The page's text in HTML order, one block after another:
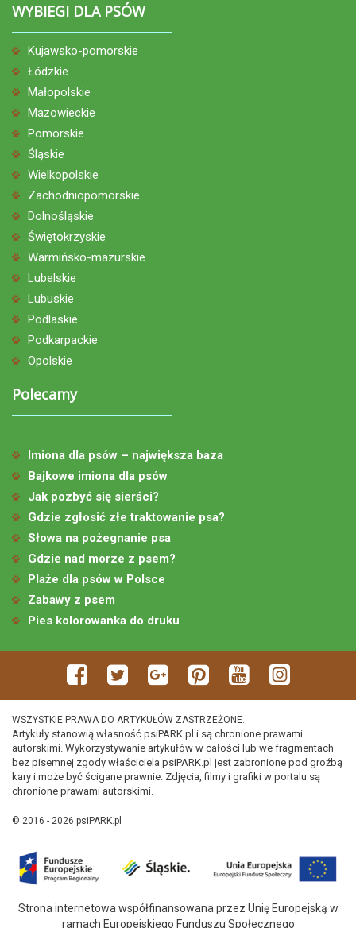
WYBIEGI DLA PSÓW
Kujawsko-pomorskie
Łódzkie
Małopolskie
Mazowieckie
Pomorskie
Śląskie
Wielkopolskie
Zachodniopomorskie
Dolnośląskie
Świętokrzyskie
Warmińsko-mazurskie
Lubelskie
Lubuskie
Podlaskie
Podkarpackie
Opolskie
Polecamy
Imiona dla psów – największa baza
Bajkowe imiona dla psów
Jak pozbyć się sierści?
Gdzie zgłosić złe traktowanie psa?
Słowa na pożegnanie psa
Gdzie nad morze z psem?
Plaże dla psów w Polsce
Zabawy z psem
Pies kolorowanka do druku
WSZYSTKIE PRAWA DO ARTYKUŁÓW ZASTRZEŻONE.
Artykuły stanowią własność psiPARK.pl i są chronione prawami
autorskimi. Wykorzystywanie artykułów w całości lub we fragmentach
bez pisemnej zgody właściciela psiPARK.pl jest zabronione pod groźbą
kary i może być ścigane prawnie. Zdjęcia, filmy i grafiki w portalu są
chronione prawami autorskimi.
© 2016 - 2026 psiPARK.pl
Strona internetowa współfinansowana przez Unię Europejską w
ramach Europejskiego Funduszu Społecznego